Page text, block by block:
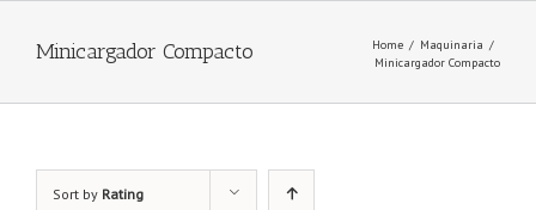
Minicargador Compacto Home / Maquinaria /
Minicargador Compacto
Sort by Rating